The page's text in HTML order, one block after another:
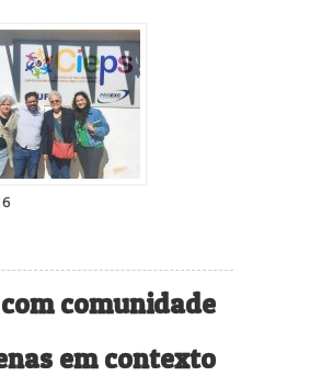
comunidade
em contexto